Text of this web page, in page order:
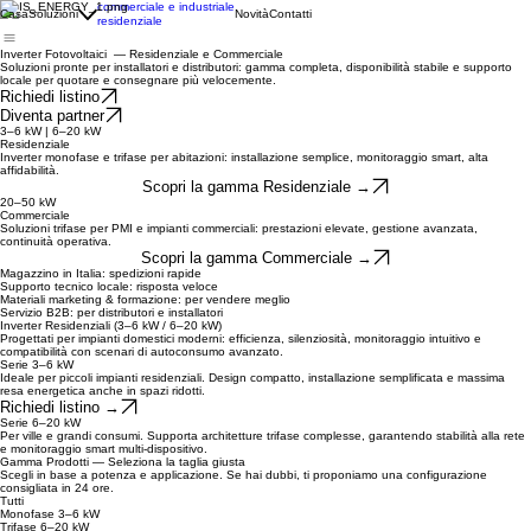
CasaSoluzioni
commerciale e industriale
residenziale
NovitàContatti
Inverter Fotovoltaici — Residenziale e Commerciale
Soluzioni pronte per installatori e distributori: gamma completa, disponibilità stabile e supporto
locale per quotare e consegnare più velocemente.
Richiedi listino
Diventa partner
3–6 kW | 6–20 kW
Residenziale
Inverter monofase e trifase per abitazioni: installazione semplice, monitoraggio smart, alta
affidabilità.
Scopri la gamma Residenziale →
20–50 kW
Commerciale
Soluzioni trifase per PMI e impianti commerciali: prestazioni elevate, gestione avanzata,
continuità operativa.
Scopri la gamma Commerciale →
Magazzino in Italia: spedizioni rapide
Supporto tecnico locale: risposta veloce
Materiali marketing & formazione: per vendere meglio
Servizio B2B: per distributori e installatori
Inverter Residenziali (3–6 kW / 6–20 kW)
Progettati per impianti domestici moderni: efficienza, silenziosità, monitoraggio intuitivo e
compatibilità con scenari di autoconsumo avanzato.
Serie 3–6 kW
Ideale per piccoli impianti residenziali. Design compatto, installazione semplificata e massima
resa energetica anche in spazi ridotti.
Richiedi listino →
Serie 6–20 kW
Per ville e grandi consumi. Supporta architetture trifase complesse, garantendo stabilità alla rete
e monitoraggio smart multi-dispositivo.
Gamma Prodotti — Seleziona la taglia giusta
Scegli in base a potenza e applicazione. Se hai dubbi, ti proponiamo una configurazione
consigliata in 24 ore.
Tutti
Monofase 3–6 kW
Trifase 6–20 kW